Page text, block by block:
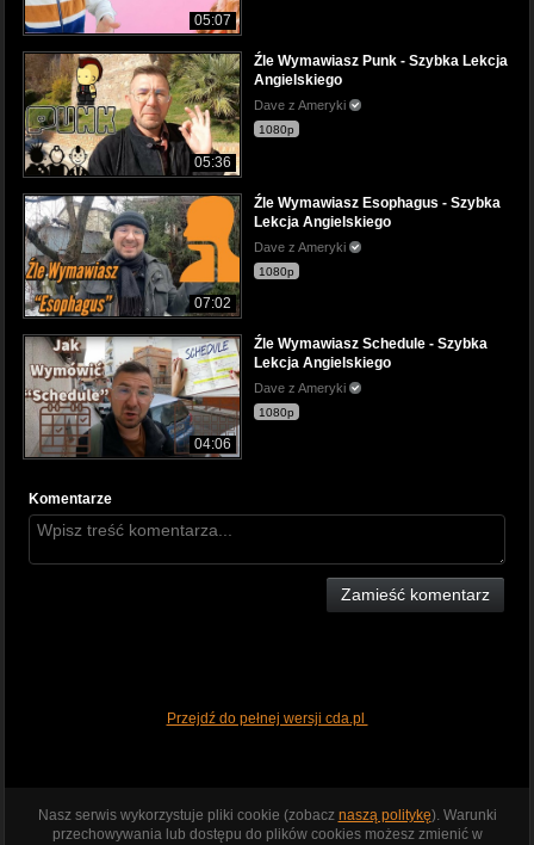
05:07
05:36
Źle Wymawiasz Punk - Szybka Lekcja
Angielskiego
Dave z Ameryki
1080p
07:02
Źle Wymawiasz Esophagus - Szybka
Lekcja Angielskiego
Dave z Ameryki
1080p
04:06
Źle Wymawiasz Schedule - Szybka
Lekcja Angielskiego
Dave z Ameryki
1080p
Komentarze
Zamieść komentarz
Przejdź do pełnej wersji cda.pl
Nasz serwis wykorzystuje pliki cookie (zobacz naszą politykę). Warunki
przechowywania lub dostępu do plików cookies możesz zmienić w